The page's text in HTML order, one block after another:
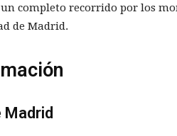
completo recorrido por los
de Madrid.